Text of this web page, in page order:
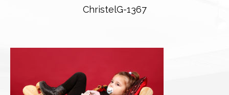
ChristelG-1367